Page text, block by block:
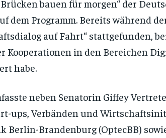
bauen für morgen“ der
dem Programm. Bereits während
auf Fahrt“ stattgefunden,
Kooperationen in den Bereichen
habe.
neben Senatorin Giffey
ups, Verbänden und
Berlin-Brandenburg (OptecBB)